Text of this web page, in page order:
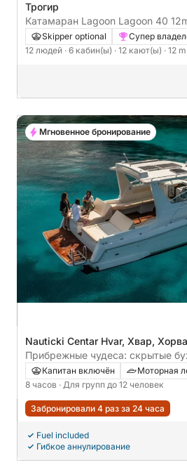
Трогир
Катамаран Lagoon Lagoon 40
Skipper optional Супер
12 людей · 6 кабин(ы) · 12 кают(ы) · 12 m
Nauticki Centar Hvar, Хвар,
Прибрежные чудеса: скрытые
красных скал из Хвара
Капитан включён
Моторная
8 часов · Для групп до 12 человек
Забронировали 4 раз за 24 часа
Fuel included
Гибкое аннулирование
Мгновенное бронирование